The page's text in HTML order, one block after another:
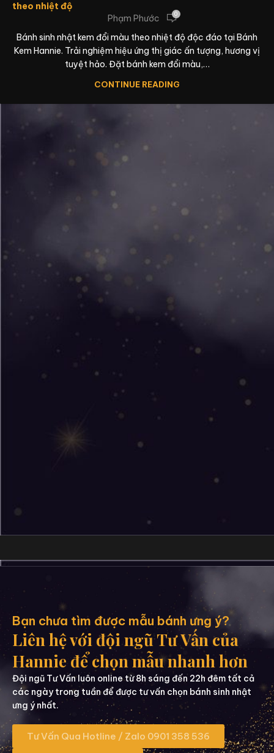
theo nhiệt độ
Phạm Phước
0
Bánh sinh nhật kem đổi màu theo nhiệt độ độc đáo tại Bánh
Kem Hannie. Trải nghiệm hiệu ứng thị giác ấn tượng, hương vị
tuyệt hảo. Đặt bánh kem đổi màu,…
CONTINUE READING
Bạn chưa tìm được mẫu bánh ưng ý?
Liên hệ với đội ngũ Tư Vấn của
Hannie để chọn mẫu nhanh hơn
Đội ngũ Tư Vấn luôn online từ 8h sáng đến 22h đêm tất cả
các ngày trong tuần để được tư vấn chọn bánh sinh nhật
ưng ý nhất.
Tư Vấn Qua Hotline / Zalo 0901 358 536